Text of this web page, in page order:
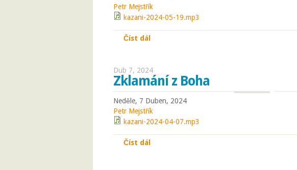
Petr Mejstřík
kazani-2024-05-19.mp3
Číst dál
Dub 7, 2024
Zklamání z Boha
Neděle, 7 Duben, 2024
Petr Mejstřík
kazani-2024-04-07.mp3
Číst dál